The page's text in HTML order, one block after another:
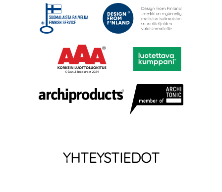
YHTEYSTIEDOT